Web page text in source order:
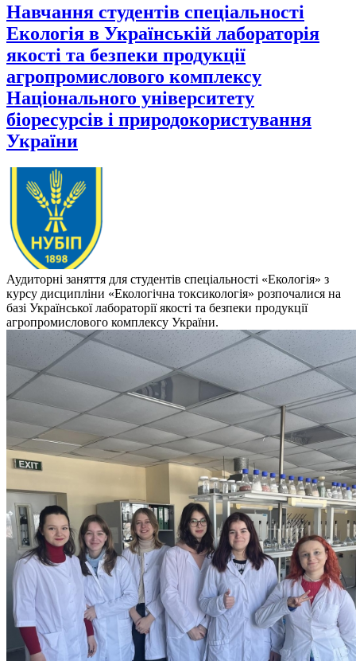
Навчання студентів спеціальності
Екологія в Українській лабораторія
якості та безпеки продукції
агропромислового комплексу
Національного університету
біоресурсів і природокористування
України
Аудиторні заняття для студентів спеціальності «Екологія» з
курсу дисципліни «Екологічна токсикологія» розпочалися на
базі Української лабораторії якості та безпеки продукції
агропромислового комплексу України.